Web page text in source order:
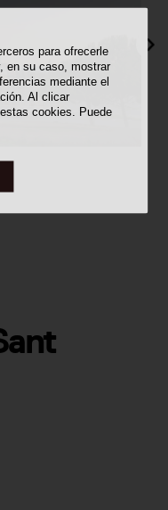
para ofrecerle
en su caso, mostrar
mediante el
Al clicar
cookies. Puede